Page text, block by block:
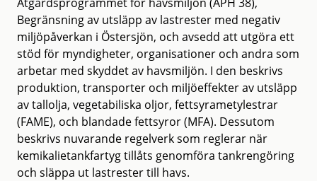
Begränsning av utsläpp av lastrester med negativ
miljöpåverkan i Östersjön, och avsedd att utgöra ett
stöd för myndigheter, organisationer och andra som
arbetar med skyddet av havsmiljön. I den beskrivs
produktion, transporter och miljöeffekter av utsläpp
av tallolja, vegetabiliska oljor, fettsyrametylestrar
(FAME), och blandade fettsyror (MFA). Dessutom
beskrivs nuvarande regelverk som reglerar när
kemikalietankfartyg tillåts genomföra tankrengöring
och släppa ut lastrester till havs.